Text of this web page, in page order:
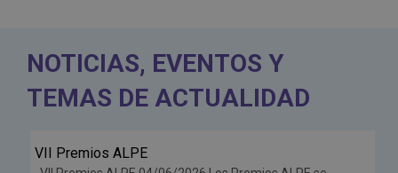
NOTICIAS, EVENTOS Y
TEMAS DE ACTUALIDAD
Jun
VII Premios ALPE